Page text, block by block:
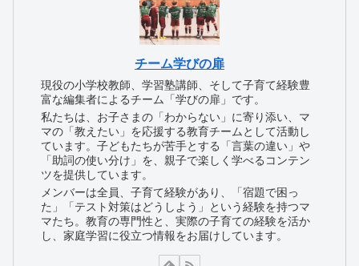
チーム学びの扉
現役の小学校教師、学習塾講師、そして子育て経験豊
富な編集者によるチーム「学びの扉」です。
私たちは、お子さまの「わからない」に寄り添い、マ
マの「教えたい」を応援する教育チームとして活動し
ています。子どもたちが苦手とする「言葉の違い」や
「助詞の使い分け」を、親子で楽しく学べるコンテン
ツを提供しています。
メンバーは全員、子育て経験があり、「宿題で困っ
た」「テスト対策はどうしよう」という経験を持つマ
マたち。教育の専門性と、実際の子育ての経験を活か
し、家庭学習に役立つ情報をお届けしています。